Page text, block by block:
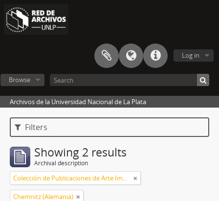
Log in
Browse
Archivos de la Universidad Nacional de La Plata
Filters
Showing 2 results
Archival description
Colección de Publicaciones de Arte Impreso
Chemnitz (Alemania)